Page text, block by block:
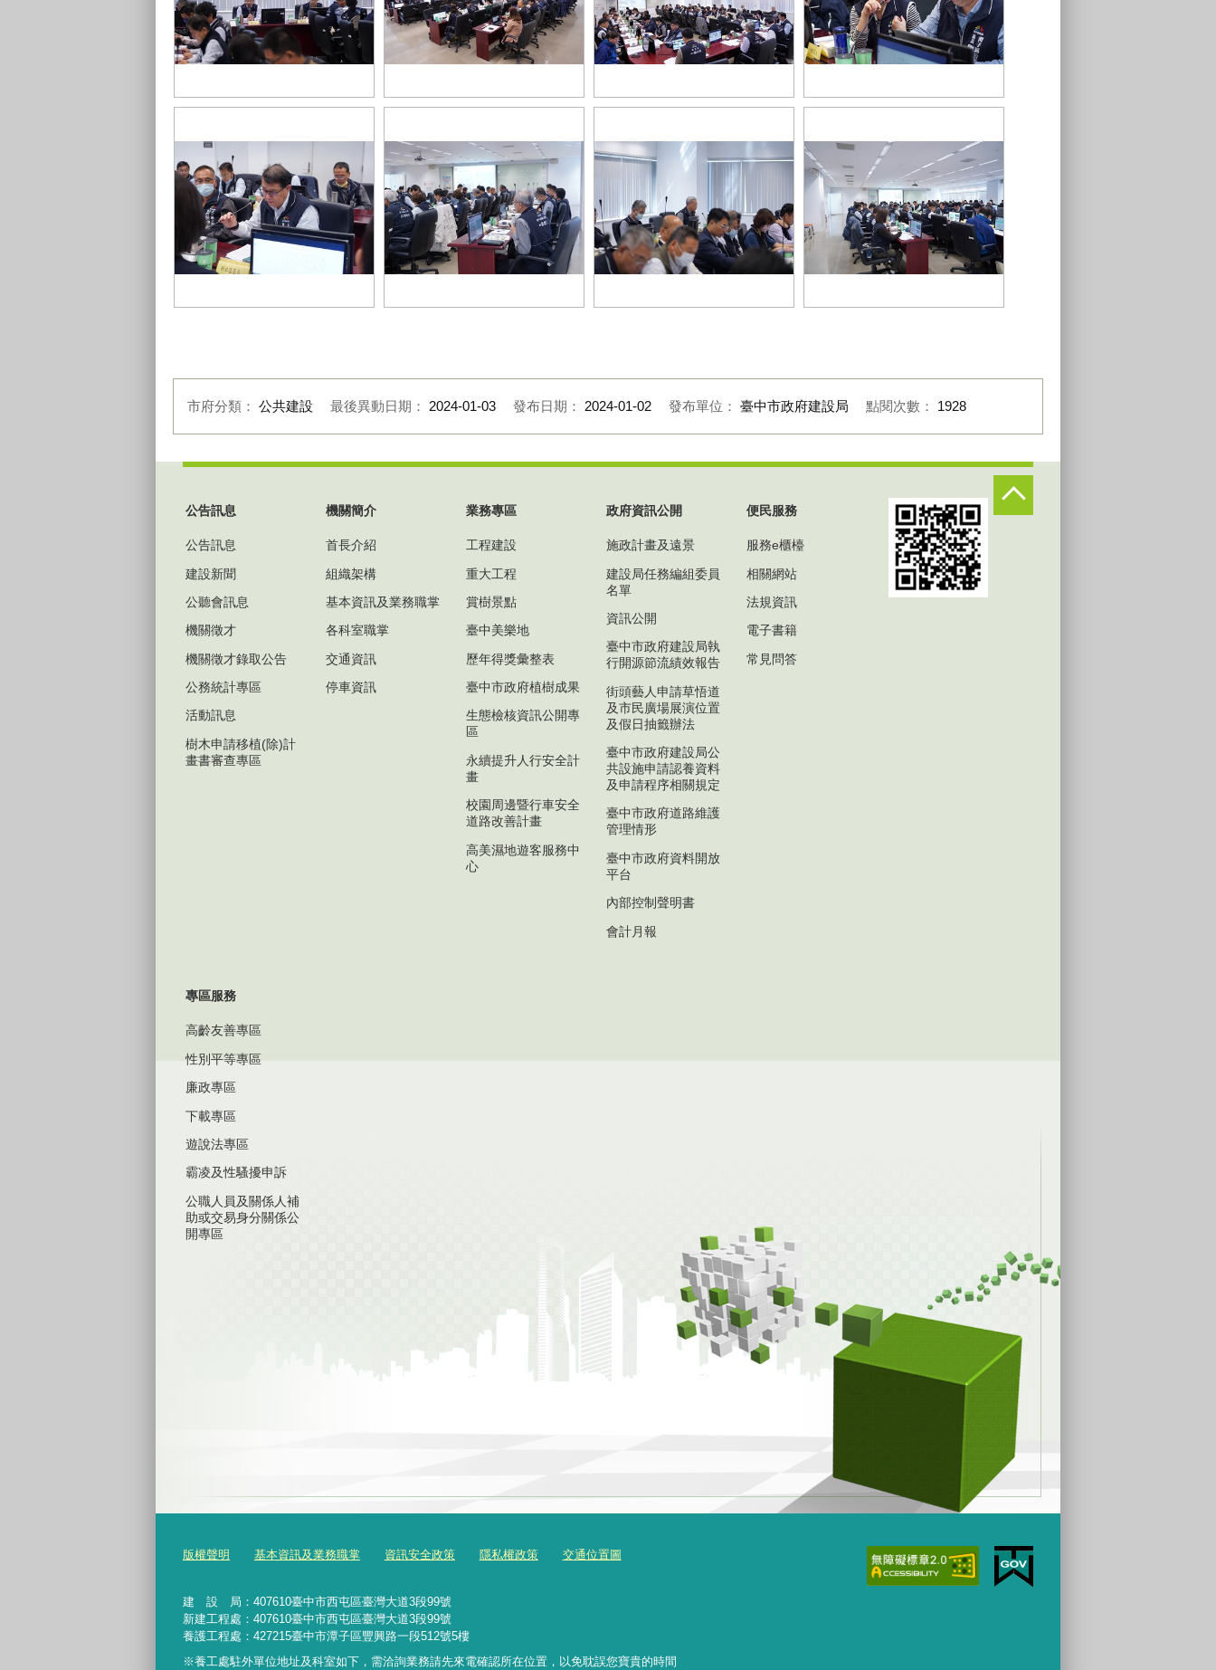
流
各區公所區長進行業務交流
各區公所區長業務交流
區長意見交流
市府分類： 公共建設 最後異動日期： 2024-01-03 發布日期： 2024-01-02 發布單位： 臺中市政府建設局 點閱次數： 1928
公告訊息
公告訊息
建設新聞
公聽會訊息
機關徵才
機關徵才錄取公告
公務統計專區
活動訊息
樹木申請移植(除)計
畫書審查專區
機關簡介
首長介紹
組織架構
基本資訊及業務職掌
各科室職掌
交通資訊
停車資訊
業務專區
工程建設
重大工程
賞樹景點
臺中美樂地
歷年得獎彙整表
臺中市政府植樹成果
生態檢核資訊公開專
區
永續提升人行安全計
畫
校園周邊暨行車安全
道路改善計畫
高美濕地遊客服務中
心
政府資訊公開
施政計畫及遠景
建設局任務編組委員
名單
資訊公開
臺中市政府建設局執
行開源節流績效報告
街頭藝人申請草悟道
及市民廣場展演位置
及假日抽籤辦法
臺中市政府建設局公
共設施申請認養資料
及申請程序相關規定
臺中市政府道路維護
管理情形
臺中市政府資料開放
平台
內部控制聲明書
會計月報
便民服務
服務e櫃檯
相關網站
法規資訊
電子書籍
常見問答
專區服務
高齡友善專區
性別平等專區
廉政專區
下載專區
遊說法專區
霸凌及性騷擾申訴
公職人員及關係人補
助或交易身分關係公
開專區
版權聲明 基本資訊及業務職掌 資訊安全政策 隱私權政策 交通位置圖
建 設 局： 407610臺中市西屯區臺灣大道3段99號
新建工程處：407610臺中市西屯區臺灣大道3段99號
養護工程處：427215臺中市潭子區豐興路一段512號5樓
※養工處駐外單位地址及科室如下，需洽詢業務請先來電確認所在位置，以免耽誤您寶貴的時間